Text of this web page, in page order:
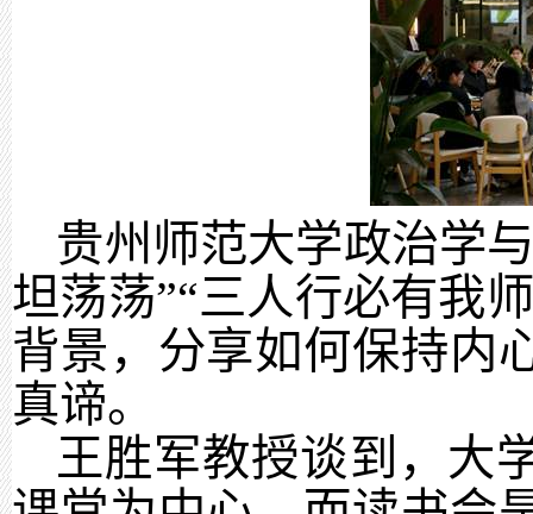
贵州师范大学政治学
坦荡荡”“三人行必有我
背景，分享如何保持内
真谛。
王胜军教授谈到，大